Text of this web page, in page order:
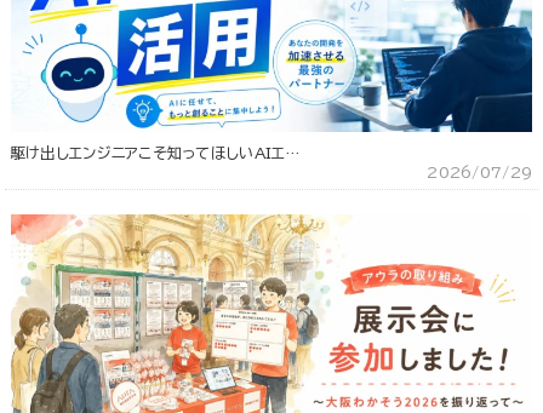
駆け出しエンジニアこそ知ってほしいAIエ…
2026/07/29